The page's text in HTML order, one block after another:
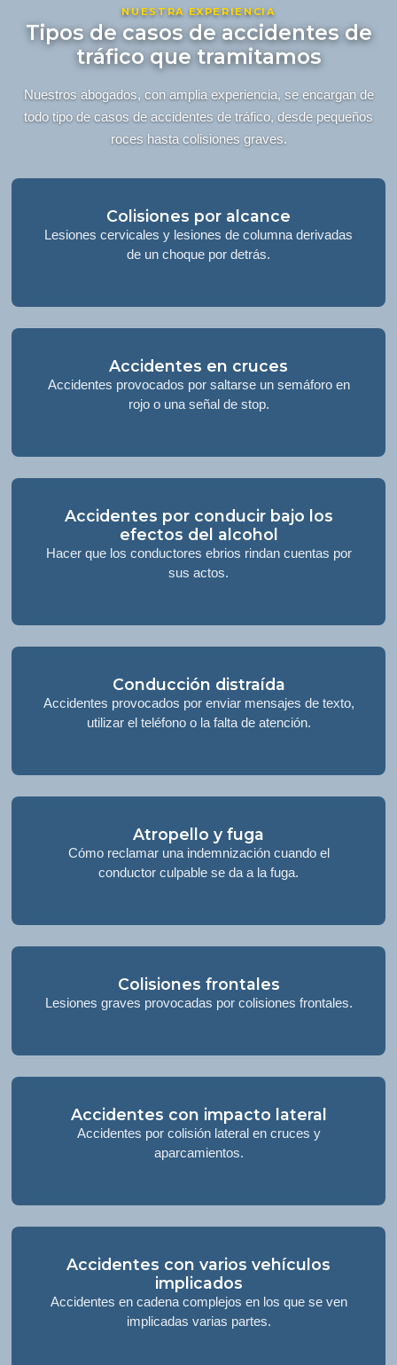
NUESTRA EXPERIENCIA
Tipos de casos de accidentes de
tráfico que tramitamos
Nuestros abogados, con amplia experiencia, se encargan de
todo tipo de casos de accidentes de tráfico, desde pequeños
roces hasta colisiones graves.
Colisiones por alcance
Lesiones cervicales y lesiones de columna derivadas
de un choque por detrás.
Accidentes en cruces
Accidentes provocados por saltarse un semáforo en
rojo o una señal de stop.
Accidentes por conducir bajo los
efectos del alcohol
Hacer que los conductores ebrios rindan cuentas por
sus actos.
Conducción distraída
Accidentes provocados por enviar mensajes de texto,
utilizar el teléfono o la falta de atención.
Atropello y fuga
Cómo reclamar una indemnización cuando el
conductor culpable se da a la fuga.
Colisiones frontales
Lesiones graves provocadas por colisiones frontales.
Accidentes con impacto lateral
Accidentes por colisión lateral en cruces y
aparcamientos.
Accidentes con varios vehículos
implicados
Accidentes en cadena complejos en los que se ven
implicadas varias partes.